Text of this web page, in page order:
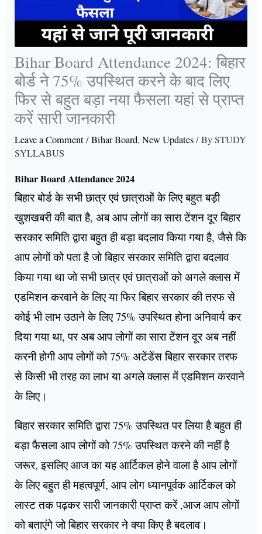
Bihar Board Attendance 2024: बिहार
बोर्ड ने 75% उपस्थित करने के बाद लिए
फिर से बहुत बड़ा नया फैसला यहां से प्राप्त
करें सारी जानकारी
Leave a Comment/Bihar Board,New Updates/ BySTUDY
SYLLABUS
Bihar Board Attendance 2024
बिहार बोर्ड के सभी छात्र एवं छात्राओं के लिए बहुत बड़ी
खुशखबरी की बात है, अब आप लोगों का सारा टेंशन दूर बिहार
सरकार समिति द्वारा बहुत ही बड़ा बदलाव किया गया है, जैसे कि
आप लोगों को पता है जो बिहार सरकार समिति द्वारा बदलाव
किया गया था जो सभी छात्र एवं छात्राओं को अगले क्लास में
एडमिशन करवाने के लिए या फिर बिहार सरकार की तरफ से
कोई भी लाभ उठाने के लिए 75% उपस्थित होना अनिवार्य कर
दिया गया था, पर अब आप लोगों का सारा टेंशन दूर अब नहीं
करनी होगी आप लोगों को 75% अटेंडेंस बिहार सरकार तरफ
से किसी भी तरह का लाभ या अगले क्लास में एडमिशन करवाने
के लिए।
बिहार सरकार समिति द्वारा 75% उपस्थित पर लिया है बहुत ही
बड़ा फैसला आप लोगों को 75% उपस्थित करने की नहीं है
जरूर, इसलिए आज का यह आर्टिकल होने वाला है आप लोगों
के लिए बहुत ही महत्वपूर्ण, आप लोग ध्यानपूर्वक आर्टिकल को
लास्ट तक पढ़कर सारी जानकारी प्राप्त करें ,आज आप लोगों
को बताएंगे जो बिहार सरकार ने क्या किए है बदलाव।